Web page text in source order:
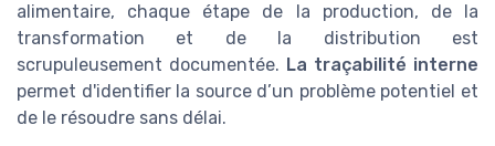
alimentaire, chaque étape de la production, de la
transformation et de la distribution est
scrupuleusement documentée. La traçabilité interne
permet d'identifier la source d’un problème potentiel et
de le résoudre sans délai.